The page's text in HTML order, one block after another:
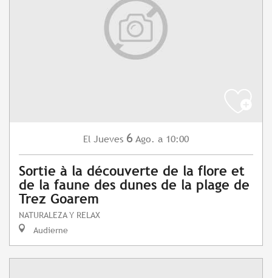
El Jueves 6 Ago. a 10:00
Sortie à la découverte de la flore et
de la faune des dunes de la plage de
Trez Goarem
NATURALEZA Y RELAX
Audierne